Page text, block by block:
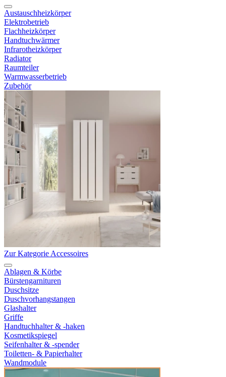
Austauschheizkörper
Elektrobetrieb
Flachheizkörper
Handtuchwärmer
Infrarotheizkörper
Radiator
Raumteiler
Warmwasserbetrieb
Zubehör
Zur Kategorie Accessoires
Ablagen & Körbe
Bürstengarnituren
Duschsitze
Duschvorhangstangen
Glashalter
Griffe
Handtuchhalter & -haken
Kosmetikspiegel
Seifenhalter & -spender
Toiletten- & Papierhalter
Wandmodule